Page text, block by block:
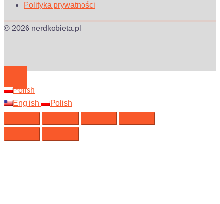
Polityka prywatności
© 2026 nerdkobieta.pl
Polish
English
Polish